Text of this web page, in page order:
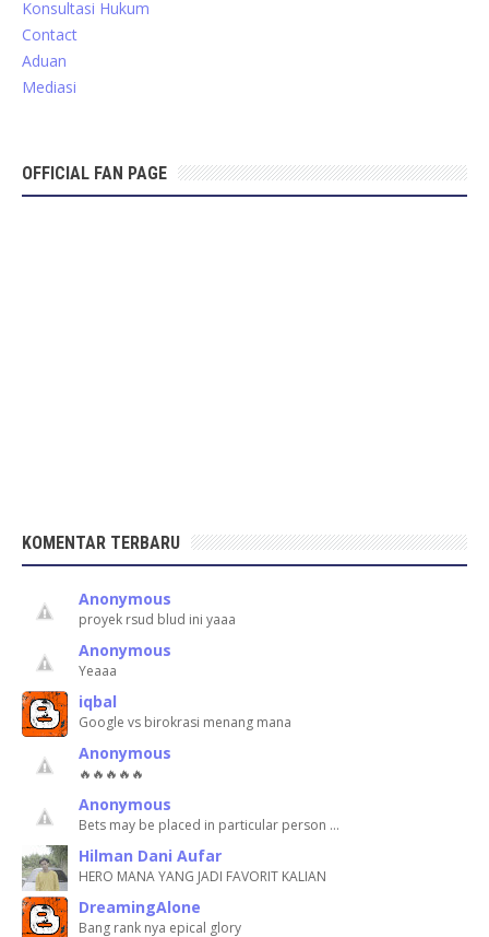
Konsultasi Hukum
Contact
Aduan
Mediasi
OFFICIAL FAN PAGE
KOMENTAR TERBARU
Anonymous
proyek rsud blud ini yaaa
Anonymous
Yeaaa
iqbal
Google vs birokrasi menang mana
Anonymous
🔥🔥🔥🔥🔥
Anonymous
Bets may be placed in particular person …
Hilman Dani Aufar
HERO MANA YANG JADI FAVORIT KALIAN
DreamingAlone
Bang rank nya epical glory